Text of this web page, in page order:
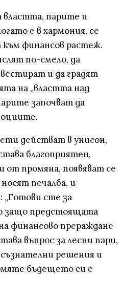
властта, парите и
е в хармония, се
финансов растеж.
по-смело, да
и да градят
на „властта над
започват да
действат в унисон,
благоприятен,
от промяна, появяват се
печалба, и
„Готови сте за
защо предстоящата
финансово прераждане
въпрос за лесни пари,
решения и
бъдещето си с